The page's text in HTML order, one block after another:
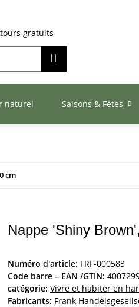
gratuits
naturel Saisons & Fêtes
cm
Nappe 'Shiny
Numéro d'article: FRF-000583
Code barre – EAN /GTIN:
catégorie: Vivre et habiter en
Fabricants: Frank